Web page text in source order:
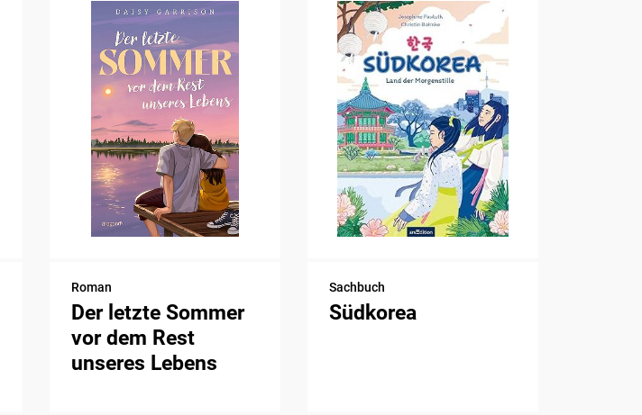
Roman
Der letzte Sommer
vor dem Rest
unseres Lebens
Sachbuch
Südkorea